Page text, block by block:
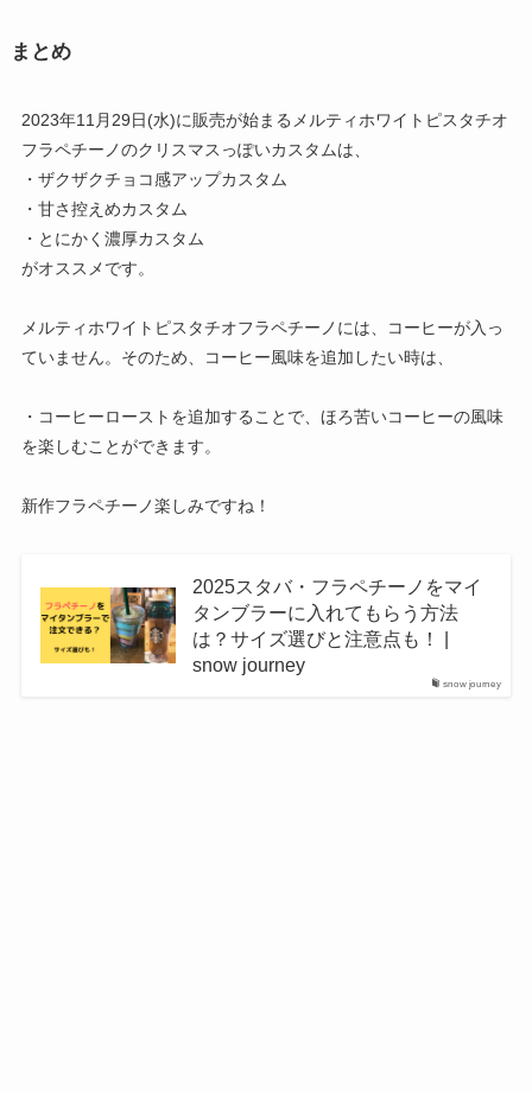
まとめ
2023年11月29日(水)に販売が始まるメルティホワイトピスタチオ
フラペチーノのクリスマスっぽいカスタムは、
・ザクザクチョコ感アップカスタム
・甘さ控えめカスタム
・とにかく濃厚カスタム
がオススメです。
メルティホワイトピスタチオフラペチーノには、コーヒーが入っ
ていません。そのため、コーヒー風味を追加したい時は、
・コーヒーローストを追加することで、ほろ苦いコーヒーの風味
を楽しむことができます。
新作フラペチーノ楽しみですね！
snow journey
2025スタバ・フラペチーノをマイ
タンブラーに入れてもらう方法
は？サイズ選びと注意点も！ |
snow journey